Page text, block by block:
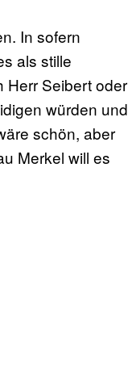
In sofern
als stille
Herr Seibert oder
würden und
schön, aber
Merkel will es